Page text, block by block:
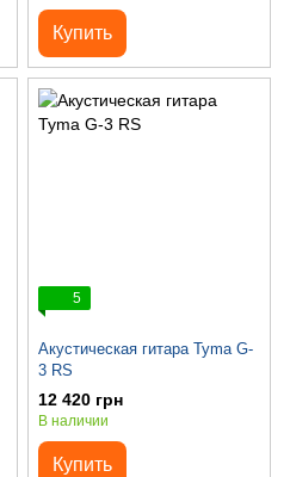
Купить
5
Акустическая гитара Tyma G-
3 RS
12 420 грн
В наличии
Купить